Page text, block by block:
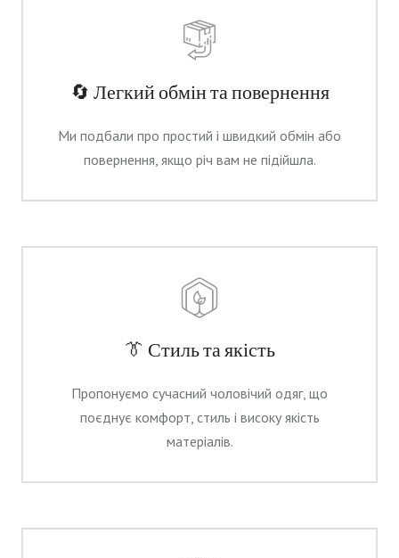
🔄 Легкий обмін та повернення
Ми подбали про простий і швидкий обмін або
повернення, якщо річ вам не підійшла.
👔 Стиль та якість
Пропонуємо сучасний чоловічий одяг, що
поєднує комфорт, стиль і високу якість
матеріалів.